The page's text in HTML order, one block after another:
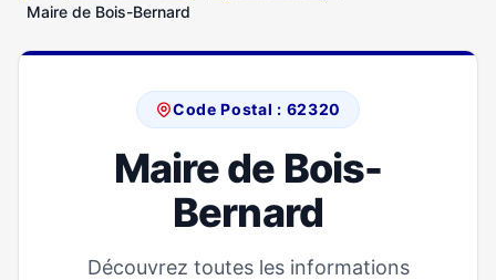
Maire de Bois-Bernard
Code Postal : 62320
Maire de Bois-
Bernard
Découvrez toutes les informations